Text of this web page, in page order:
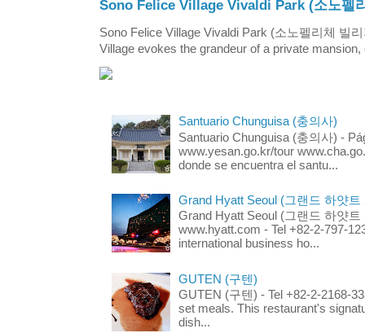
Sono Felice Village Vivaldi Park (소노펠
Sono Felice Village Vivaldi Park (소노펠리체 빌
Village evokes the grandeur of a private
Santuario Chunguisa (충의사)
Santuario Chunguisa (충의사) -
www.yesan.go.kr/tour
donde se encuentra el santu...
Grand Hyatt Seoul (그랜드 하얏트
Grand Hyatt Seoul (그랜드 하얏트
www.hyatt.com - Tel +82-2-797-
international business ho...
GUTEN (구텐)
GUTEN (구텐) - Tel +82-2-2168-
set meals. This restaurant's
dish...